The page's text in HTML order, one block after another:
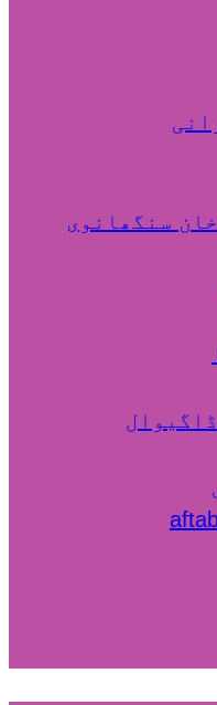
سنگھانوی